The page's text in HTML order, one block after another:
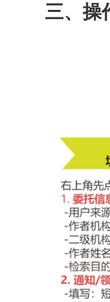
三、操